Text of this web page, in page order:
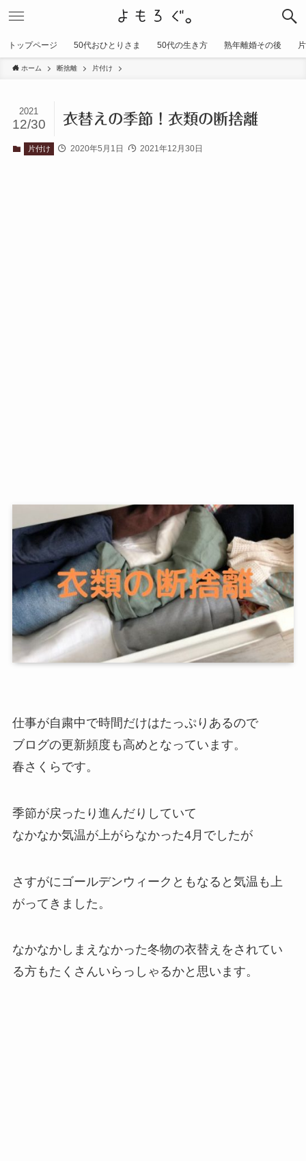
トップページ 50代おひとりさま 50代の生き方 熟年離婚その後
ホーム 断捨離 片付け
衣替えの季節！衣類の断捨離
2021
12/30
片付け 2020年5月1日 2021年12月30日
仕事が自粛中で時間だけはたっぷりあるので
ブログの更新頻度も高めとなっています。
春さくらです。
季節が戻ったり進んだりしていて
なかなか気温が上がらなかった4月でしたが
さすがにゴールデンウィークともなると気温も上
がってきました。
なかなかしまえなかった冬物の衣替えをされてい
る方もたくさんいらっしゃるかと思います。